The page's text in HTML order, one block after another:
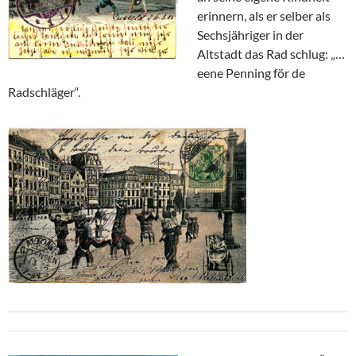
erinnern, als er selber als
Sechsjähriger in der
Altstadt das Rad schlug: „…
eene Penning för de
Radschläger“.